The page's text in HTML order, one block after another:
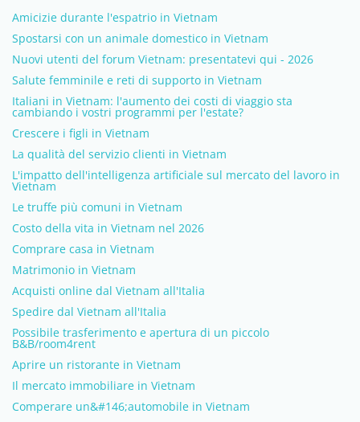
Amicizie durante l'espatrio in Vietnam
Spostarsi con un animale domestico in Vietnam
Nuovi utenti del forum Vietnam: presentatevi qui - 2026
Salute femminile e reti di supporto in Vietnam
Italiani in Vietnam: l'aumento dei costi di viaggio sta
cambiando i vostri programmi per l'estate?
Crescere i figli in Vietnam
La qualità del servizio clienti in Vietnam
L'impatto dell'intelligenza artificiale sul mercato del lavoro in
Vietnam
Le truffe più comuni in Vietnam
Costo della vita in Vietnam nel 2026
Comprare casa in Vietnam
Matrimonio in Vietnam
Acquisti online dal Vietnam all'Italia
Spedire dal Vietnam all'Italia
Possibile trasferimento e apertura di un piccolo
B&B/room4rent
Aprire un ristorante in Vietnam
Il mercato immobiliare in Vietnam
Comperare un&#146;automobile in Vietnam